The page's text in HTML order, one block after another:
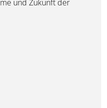
und Zukunft der